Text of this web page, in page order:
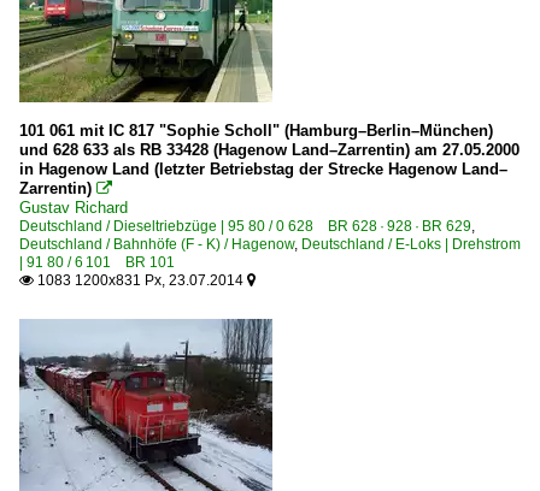
101 061 mit IC 817 "Sophie Scholl" (Hamburg–Berlin–München)
und 628 633 als RB 33428 (Hagenow Land–Zarrentin) am 27.05.2000
in Hagenow Land (letzter Betriebstag der Strecke Hagenow Land–
Zarrentin) 
Gustav Richard
Deutschland / Dieseltriebzüge | 95 80 / 0 628 BR 628 · 928 · BR 629,
Deutschland / Bahnhöfe (F - K) / Hagenow, Deutschland / E-Loks | Drehstrom
| 91 80 / 6 101 BR 101
 1083 1200x831 Px, 23.07.2014 